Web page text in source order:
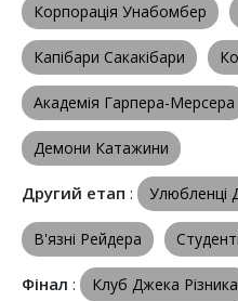
Корпорація Унабомбер
Капібари Сакакібари
Академія Гарпера-Мерсера
Демони Катажини
Другий етап : Улюбленці
В'язні Рейдера
Фінал : Клуб Джека Різника